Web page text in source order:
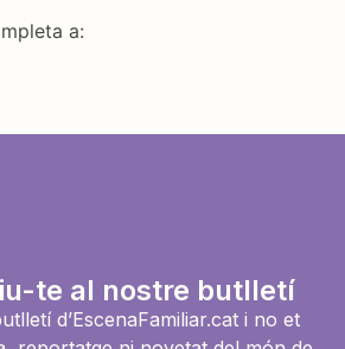
a:
te al nostre butlletí
d’EscenaFamiliar.cat i no et